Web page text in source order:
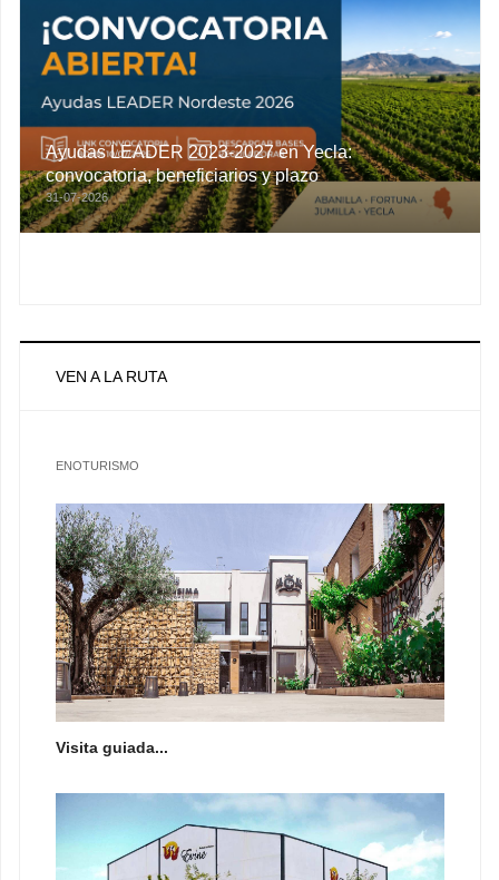
Ayudas LEADER 2023-2027 en Yecla:
convocatoria, beneficiarios y plazo
31-07-2026
VEN A LA RUTA
ENOTURISMO
Visita guiada...